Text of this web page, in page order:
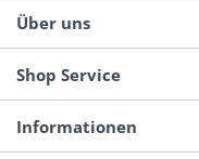
Über uns
Shop Service
Informationen